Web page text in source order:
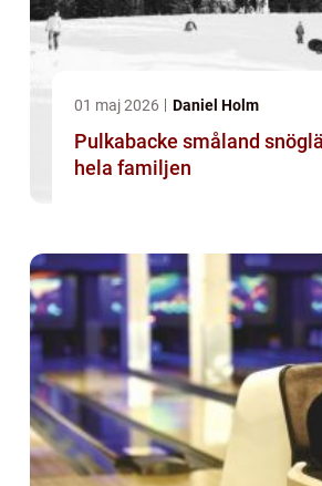
01 maj 2026 Daniel Holm
Pulkabacke småland snöglädje för
hela familjen